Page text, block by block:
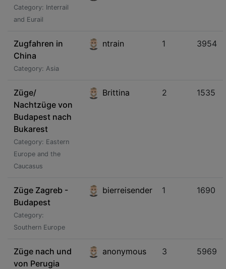
Category: Interrail
and Eurail
Zugfahren in
China
Category: Asia
ntrain 1 3954
Züge/
Nachtzüge von
Budapest nach
Bukarest
Category: Eastern
Europe and the
Caucasus
Brittina 2 1535
Züge Zagreb -
Budapest
Category:
Southern Europe
bierreisender 1 1690
Züge nach und
von Perugia
anonymous 3 5969